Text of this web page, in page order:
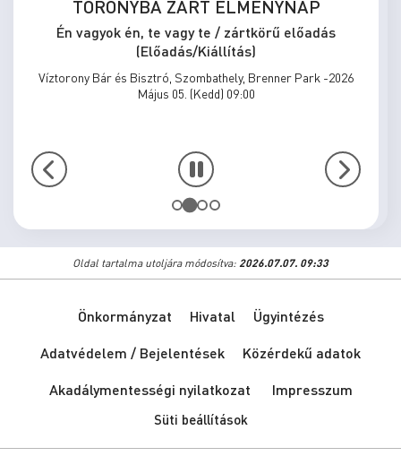
MEGÁLLNI TILOS, NOSZTALGIÁZNI
KÖTELEZŐ
Én vagyok én, te vagy te / zártkörű előadás
(Előadás/Kiállítás)
Víztorony Bár és Bisztró, Szombathely, Brenner Park -2026
Oldal tartalma utoljára módosítva: 2026.07.07. 09:33
Önkormányzat Hivatal
Ügyintézés
Adatvédelem / Bejelentések
Közérdekű adatok
Akadálymentességi nyilatkozat
Impresszum
Süti beállítások